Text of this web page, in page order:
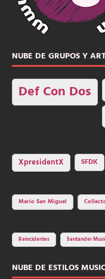
NUBE DE GRUPOS Y
Def Con Dos
XpresidentX SFDK
Mario San Miguel
Reincidentes Santander
NUBE DE ESTILOS